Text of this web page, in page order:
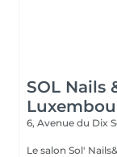
SOL Nails
6, Avenue du Dix
Le salon Sol'